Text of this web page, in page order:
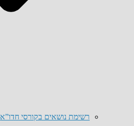
רשימת נושאים בקורסי חדו”א